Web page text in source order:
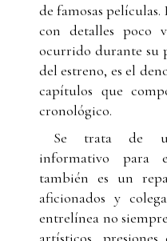
de famosas
con detalles poco
ocurrido durante su
del estreno, es el
capítulos que
cronológico.
Se trata de
informativo para
también es un
aficionados y
entrelínea no